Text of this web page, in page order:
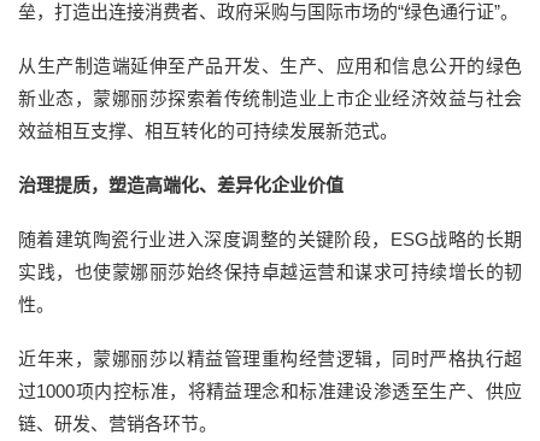
垒，打造出连接消费者、政府采购与国际市场的“绿色通行证”。
从生产制造端延伸至产品开发、生产、应用和信息公开的绿色
新业态，蒙娜丽莎探索着传统制造业上市企业经济效益与社会
效益相互支撑、相互转化的可持续发展新范式。
治理提质，塑造高端化、差异化企业价值
随着建筑陶瓷行业进入深度调整的关键阶段，ESG战略的长期
实践，也使蒙娜丽莎始终保持卓越运营和谋求可持续增长的韧
性。
近年来，蒙娜丽莎以精益管理重构经营逻辑，同时严格执行超
过1000项内控标准，将精益理念和标准建设渗透至生产、供应
链、研发、营销各环节。